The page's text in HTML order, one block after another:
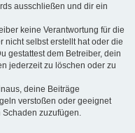
ausschließen und dir ein
keine Verantwortung für die
nicht selbst erstellt hat oder die
gestattest dem Betreiber, dein
jederzeit zu löschen oder zu
deine Beiträge
verstoßen oder geeignet
zuzufügen.